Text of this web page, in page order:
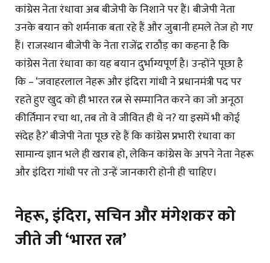
कांग्रेस नेता रंधावा अब बीजेपी के निशाने पर हैं। बीजेपी नेता
उनके बयान को शर्मनाक बता रहे हैं और जुबानी हमले तेज हो गए
हैं। राजस्थान बीजेपी के नेता राजेंद्र राठौड़ का कहना है कि
कांग्रेस नेता रंधावा का यह बयान दुर्भाग्यपूर्ण है। उन्होंने पूछा है
कि – ‘जवाहरलाल नेहरू और इंदिरा गांधी ने प्रधानमंत्री पद पर
रहते हुए खुद को ही भारत रत्न से सम्मानित करने का जो अनूठा
कीर्तिमान रचा था, तब तो वे जीवित ही थे न? या इसमें भी कोई
संदेह है?’ बीजेपी नेता पूछ रहे हैं कि कांग्रेस प्रभारी रंधावा का
सामान्य ज्ञान भले ही खराब हो, लेकिन कांग्रेस के अपने नेता नेहरू
और इंदिरा गांधी पर तो उन्हें जानकारी होनी ही चाहिए।
नेहरू, इंदिरा, सचिन और मंगेशकर को
जीते जी ‘भारत रत्न’